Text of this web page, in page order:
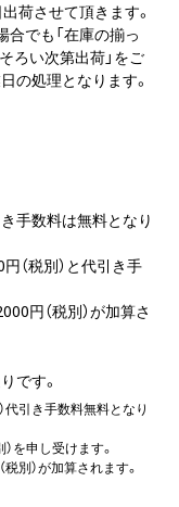
荷させて頂きます。
合でも「在庫の揃っ
ろい次第出荷」をご
の処理となります。
手数料は無料となり
（税別）と代引き手
円（税別）が加算さ
です。
代引き手数料無料となり
を申し受けます。
別）が加算されます。